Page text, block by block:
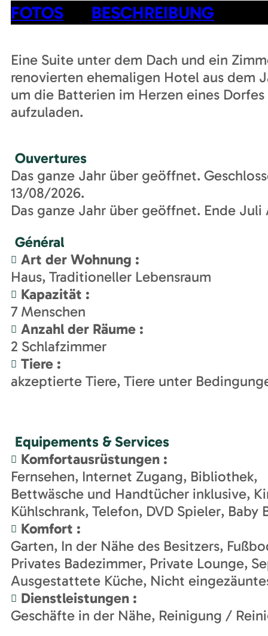
FOTOS BESCHREIBUNG
Eine Suite unter dem Dach und ein
renovierten ehemaligen Hotel aus dem
um die Batterien im Herzen eines
aufzuladen.
Ouvertures
Das ganze Jahr über geöffnet.
13/08/2026.
Das ganze Jahr über geöffnet. Ende
Général
Art der Wohnung :
Haus Traditioneller Lebensraum
Kapazität :
7 Menschen
Anzahl der Räume :
2 Schlafzimmer
Tiere :
akzeptierte Tiere Tiere unter
Equipements & Services
Komfortausrüstungen :
Fernsehen Internet Zugang Bibliothek
Bettwäsche und Handtücher inklusive
Kühlschrank Telefon DVD Spieler Baby
Komfort :
Garten In der Nähe des Besitzers
Privates Badezimmer Private Lounge
Ausgestattete Küche Nicht
Dienstleistungen :
Geschäfte in der Nähe Reinigung /